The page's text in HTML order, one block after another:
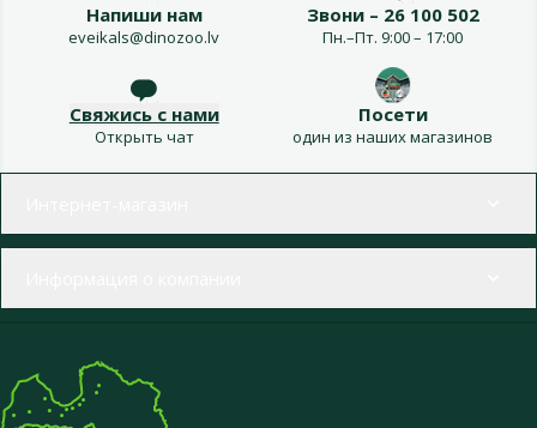
Напиши нам
eveikals@dinozoo.lv
Звони – 26 100 502
Пн.–Пт. 9:00 – 17:00
Свяжись с нами
Открыть чат
Посети
один из наших магазинов